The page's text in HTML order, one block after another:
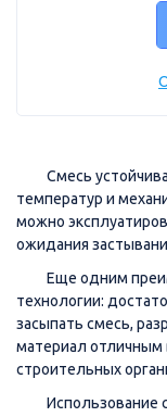
Смесь
температур и
можно
ожидания
Еще одним
технологии:
засыпать смесь,
материал
строительных
Использование